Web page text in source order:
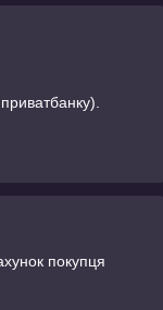
покупця